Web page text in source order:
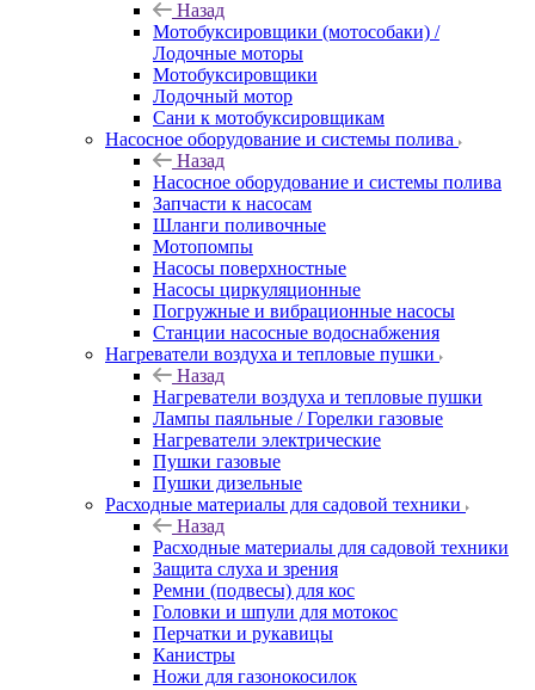
Назад
Мотобуксировщики (мотособаки) /
Лодочные моторы
Мотобуксировщики
Лодочный мотор
Сани к мотобуксировщикам
Насосное оборудование и системы полива
Назад
Насосное оборудование и системы полива
Запчасти к насосам
Шланги поливочные
Мотопомпы
Насосы поверхностные
Насосы циркуляционные
Погружные и вибрационные насосы
Станции насосные водоснабжения
Нагреватели воздуха и тепловые пушки
Назад
Нагреватели воздуха и тепловые пушки
Лампы паяльные / Горелки газовые
Нагреватели электрические
Пушки газовые
Пушки дизельные
Расходные материалы для садовой техники
Назад
Расходные материалы для садовой техники
Защита слуха и зрения
Ремни (подвесы) для кос
Головки и шпули для мотокос
Перчатки и рукавицы
Канистры
Ножи для газонокосилок